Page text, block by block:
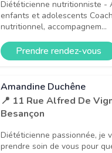
Diététicienne nutritionniste -
enfants et adolescents
nutritionnel, accompagnem...
Prendre rendez-vous
Amandine Duchêne
📍 11 Rue Alfred De
Besançon
Diététicienne passionnée, je
prendre soin de vous pour